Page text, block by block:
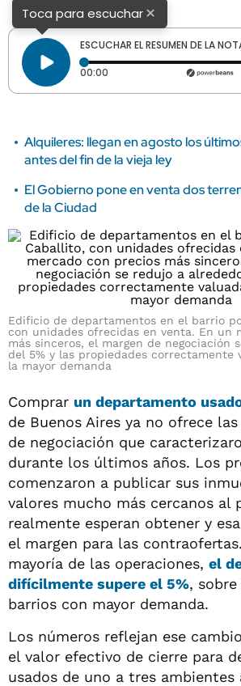
Toca para escuchar×
ESCUCHAR EL RESUMEN DE LA
00:00 Tiempo transcurrido: 0
Alquileres: llegan en agosto los
antes del fin de la vieja ley
El Gobierno pone en venta dos
de la Ciudad
Edificio de departamentos en el barrio
con unidades ofrecidas en venta. En un
más sinceros, el margen de negociación
del 5% y las propiedades correctamente
la mayor demanda
Comprar un departamento
de Buenos Aires ya no ofrece
de negociación que
durante los últimos años. Los
comenzaron a publicar sus
valores mucho más cercanos al
realmente esperan obtener y
el margen para las
mayoría de las operaciones, el
difícilmente supere el 5%,
barrios con mayor demanda.
Los números reflejan ese
el valor efectivo de cierre para
usados de uno a tres ambientes